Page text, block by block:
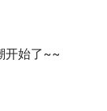
开始了~~